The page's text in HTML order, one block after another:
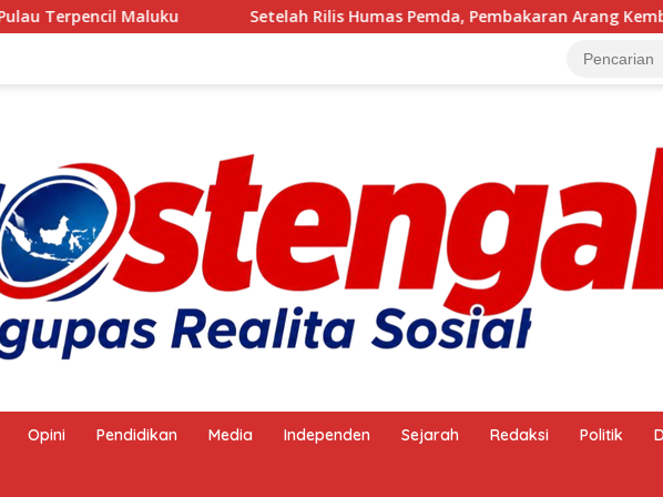
Setelah Rilis Humas Pemda, Pembakaran Arang Kembali Berjalan, Ada Apa
Opini Pendidikan Media Independen Sejarah Redaksi Politik